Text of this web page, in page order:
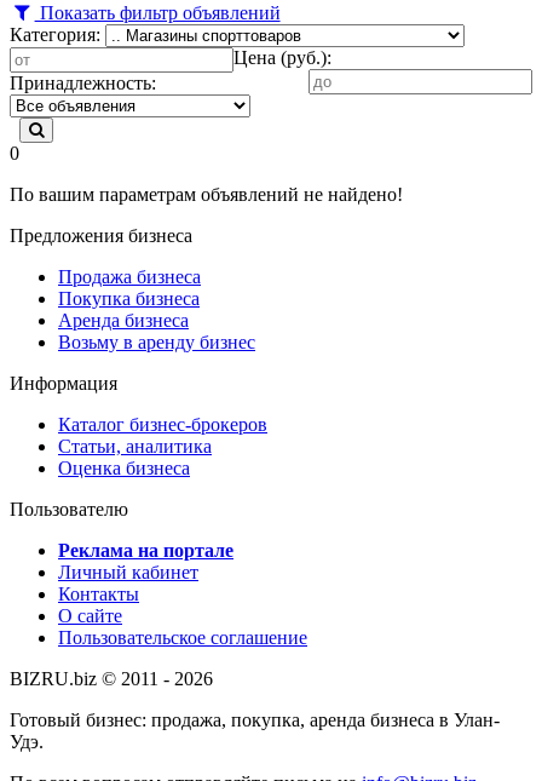
Показать фильтр объявлений
Категория:
Цена (руб.):
Принадлежность:
0
По вашим параметрам объявлений не найдено!
Предложения бизнеса
Продажа бизнеса
Покупка бизнеса
Аренда бизнеса
Возьму в аренду бизнес
Информация
Каталог бизнес-брокеров
Статьи, аналитика
Оценка бизнеса
Пользователю
Реклама на портале
Личный кабинет
Контакты
О сайте
Пользовательское соглашение
BIZRU.biz © 2011 - 2026
Готовый бизнес: продажа, покупка, аренда бизнеса в Улан-
Удэ.